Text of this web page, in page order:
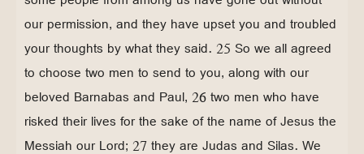
our permission, and they have upset you and troubled
your thoughts by what they said. 25 So we all agreed
to choose two men to send to you, along with our
beloved Barnabas and Paul, 26 two men who have
risked their lives for the sake of the name of Jesus the
Messiah our Lord; 27 they are Judas and Silas. We